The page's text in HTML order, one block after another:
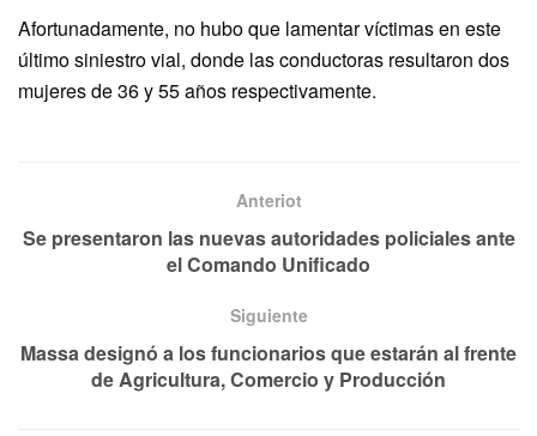
Afortunadamente, no hubo que lamentar víctimas en este
último siniestro vial, donde las conductoras resultaron dos
mujeres de 36 y 55 años respectivamente.
Anteriot
Se presentaron las nuevas autoridades policiales ante
el Comando Unificado
Siguiente
Massa designó a los funcionarios que estarán al frente
de Agricultura, Comercio y Producción